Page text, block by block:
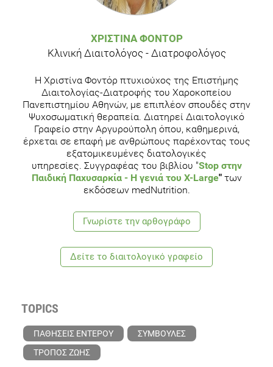
ΧΡΙΣΤΊΝΑ ΦΟΝΤΌΡ
Κλινική Διαιτολόγος - Διατροφολόγος
H Χριστίνα Φοντόρ πτυχιούχος της Επιστήμης
Διαιτολογίας-Διατροφής του Χαροκοπείου
Πανεπιστημίου Αθηνών, με επιπλέον σπουδές στην
Ψυχοσωματική θεραπεία. Διατηρεί Διαιτολογικό
Γραφείο στην Αργυρούπολη όπου, καθημερινά,
έρχεται σε επαφή με ανθρώπους παρέχοντας τους
εξατομικευμένες διατολογικές
υπηρεσίες. Συγγραφέας του βιβλίου "Stop στην
Παιδική Παχυσαρκία- Η γενιά του Χ-Large" των
εκδόσεων medNutrition.
Γνωρίστε την αρθογράφο
Δείτε το διαιτολογικό γραφείο
TOPICS
ΠΑΘΗΣΕΙΣ ΕΝΤΕΡΟΥ
ΣΥΜΒΟΥΛΕΣ
ΤΡΟΠΟΣ ΖΩΗΣ